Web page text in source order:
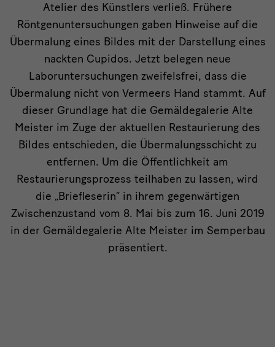
Dresden
Atelier des Künstlers verließ. Frühere
Röntgenuntersuchungen gaben Hinweise auf die
Übermalung eines Bildes mit der Darstellung eines
nackten Cupidos. Jetzt belegen neue
Laboruntersuchungen zweifelsfrei, dass die
Übermalung nicht von Vermeers Hand stammt. Auf
dieser Grundlage hat die Gemäldegalerie Alte
Meister im Zuge der aktuellen Restaurierung des
Bildes entschieden, die Übermalungsschicht zu
entfernen. Um die Öffentlichkeit am
Restaurierungsprozess teilhaben zu lassen, wird
die „Briefleserin“ in ihrem gegenwärtigen
Zwischenzustand vom 8. Mai bis zum 16. Juni 2019
in der Gemäldegalerie Alte Meister im Semperbau
präsentiert.